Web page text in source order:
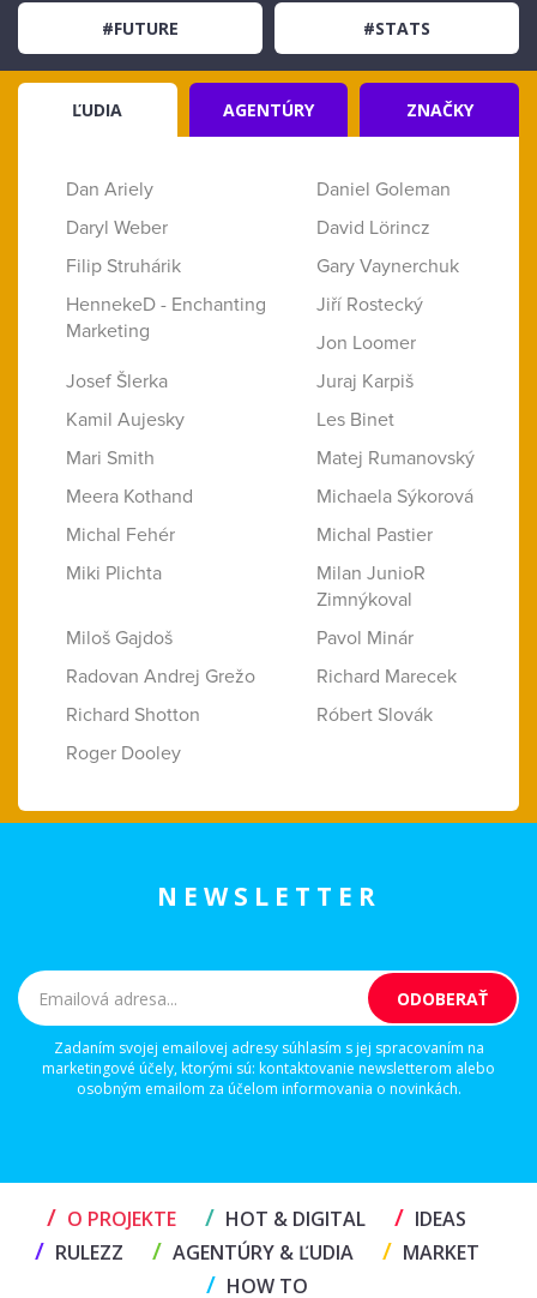
#FUTURE #STATS
ĽUDIA AGENTÚRY ZNAČKY
Dan Ariely
Daniel Goleman
Daryl Weber
David Lörincz
Filip Struhárik
Gary Vaynerchuk
HennekeD - Enchanting
Marketing
Jiří Rostecký
Jon Loomer
Josef Šlerka
Juraj Karpiš
Kamil Aujesky
Les Binet
Mari Smith
Matej Rumanovský
Meera Kothand
Michaela Sýkorová
Michal Fehér
Michal Pastier
Miki Plichta
Milan JunioR
Zimnýkoval
Miloš Gajdoš
Pavol Minár
Radovan Andrej Grežo
Richard Marecek
Richard Shotton
Róbert Slovák
Roger Dooley
NEWSLETTER
Zadaním svojej emailovej adresy súhlasím s jej spracovaním na
marketingové účely, ktorými sú: kontaktovanie newsletterom alebo
osobným emailom za účelom informovania o novinkách.
/ O PROJEKTE / HOT & DIGITAL / IDEAS
/ RULEZZ / AGENTÚRY & ĽUDIA / MARKET
/ HOW TO